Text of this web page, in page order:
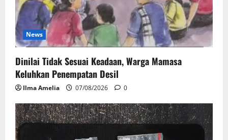
News
Dinilai Tidak Sesuai Keadaan, Warga Mamasa
Keluhkan Penempatan Desil
Ilma Amelia 07/08/2026 0